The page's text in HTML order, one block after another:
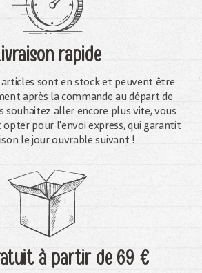
rapide
articles sont en stock et peuvent être
après la commande au départ de
souhaitez aller encore plus vite, vous
pour l'envoi express, qui garantit
le jour ouvrable suivant !
à partir de 69 €